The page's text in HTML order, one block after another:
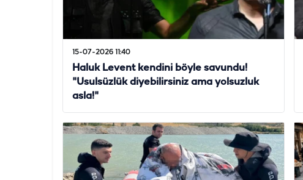
15-07-2026 11:40
Haluk Levent kendini böyle savundu!
"Usulsüzlük diyebilirsiniz ama yolsuzluk
asla!"